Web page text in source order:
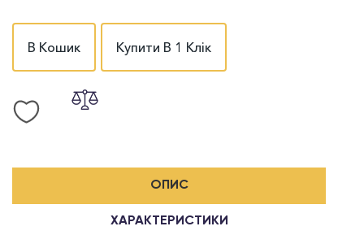
В Кошик Купити В 1 Клік
ОПИС
ХАРАКТЕРИСТИКИ